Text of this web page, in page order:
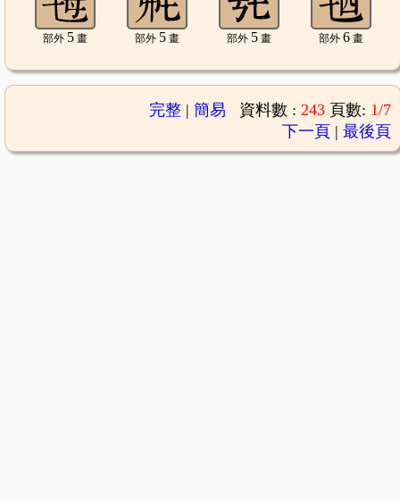
部外 5畫 部外 5畫 部外 5畫 部外 6畫
完整| 簡易 資料數 : 243 頁數: 1/7
下一頁| 最後頁